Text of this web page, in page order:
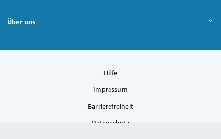
Über uns
Hilfe
Impressum
Barrierefreiheit
Datenschutz